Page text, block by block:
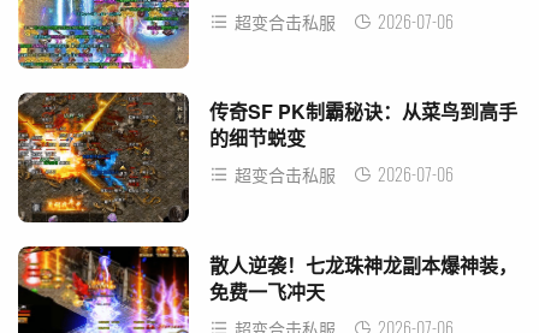
超变合击私服 2026-07-06
传奇SF PK制霸秘诀：从菜鸟到高手
的细节蜕变
超变合击私服 2026-07-06
散人逆袭！七龙珠神龙副本爆神装，
免费一飞冲天
2026-07-06